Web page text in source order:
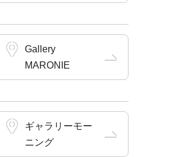
Gallery
MARONIE
ギャラリーモー
ニング